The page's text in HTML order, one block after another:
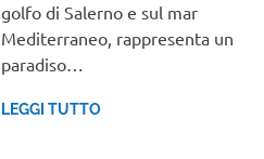
golfo di Salerno e sul mar
Mediterraneo, rappresenta un
paradiso…
LEGGI TUTTO